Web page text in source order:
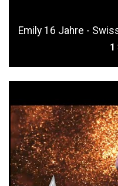
Emily 16 Jahre -
1